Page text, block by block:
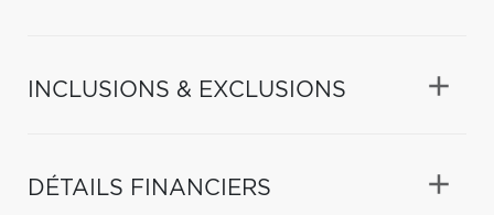
INCLUSIONS & EXCLUSIONS
DÉTAILS FINANCIERS